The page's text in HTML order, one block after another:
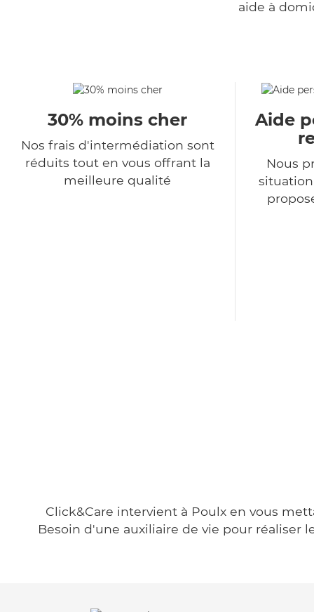
aide à
30% moins cher
Nos frais d'intermédiation sont
réduits tout en vous offrant la
meilleure qualité
Aide
Nous
Click&Care intervient à Poulx en vous
Besoin d'une auxiliaire de vie pour réaliser